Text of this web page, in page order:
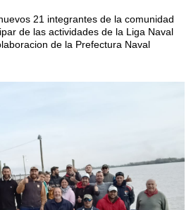
21 integrantes de la comunidad
de las actividades de la Liga Naval
de la Prefectura Naval